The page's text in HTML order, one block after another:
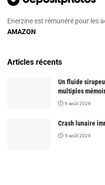
Enerzine est rémunéré pour les
AMAZON
Articles récents
Un fluide
multiples
6 août 2026
Crash lunaire
5 août 2026